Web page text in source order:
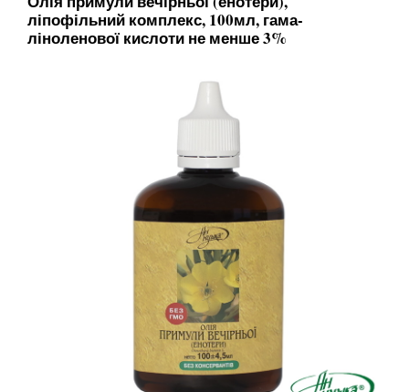
ліпофільний комплекс, 100мл, гама-
ліноленової кислоти не менше 3%